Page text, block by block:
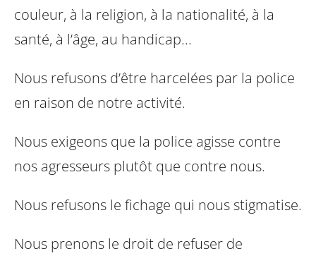
couleur, à la religion, à la nationalité, à la
santé, à l’âge, au handicap...
Nous refusons d’être harcelées par la police
en raison de notre activité.
Nous exigeons que la police agisse contre
nos agresseurs plutôt que contre nous.
Nous refusons le fichage qui nous stigmatise.
Nous prenons le droit de refuser de